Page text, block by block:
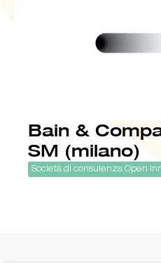
Bain &
SM (milano)
Società di consulenza Open